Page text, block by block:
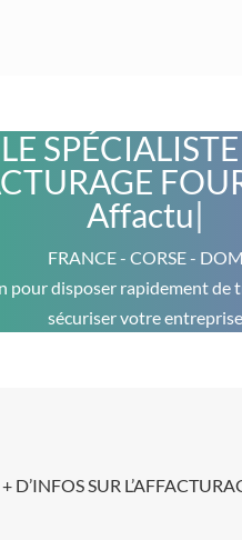
LE
Aff|
FRANCE - CORSE - DOM
pour disposer rapidement de
sécuriser votre entreprise
+ D’INFOS SUR